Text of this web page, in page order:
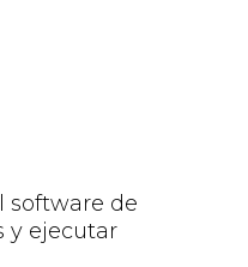
software de
y ejecutar